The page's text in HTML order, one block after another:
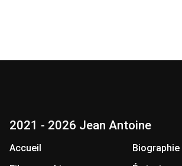
2021 - 2026 Jean Antoine
Accueil
Biographie